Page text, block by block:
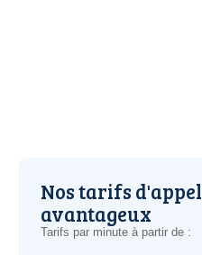
Nos tarifs d'appel
avantageux
Tarifs par minute à partir de :